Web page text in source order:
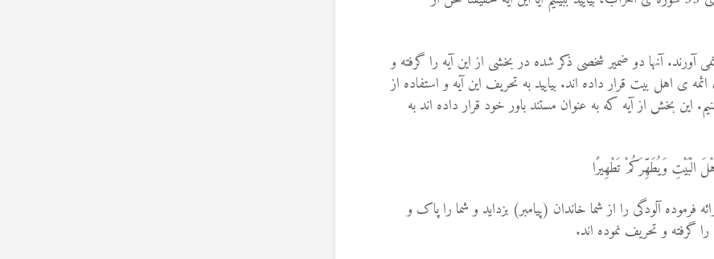
آورند. آنها دو ضمیر شخصی ذکر شده در بخشی از این آیه را گرفته و
ی اهل بیت قرار داده اند. بیایید به تحریف این آیه و استفاده از
این بخش از آیه که به عنوان مستند باور خود قرار داده اند به
الْبَيْتِ وَيُطَهِّرَكُمْ تَطْهِيرًا
آلودگی را از شما خاندان (پیامبر) بزداید و شما را پاک و
گرفته و تحریف نموده اند.